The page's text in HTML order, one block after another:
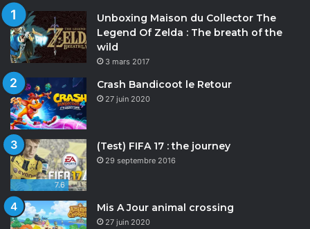
Unboxing Maison du Collector The
Legend Of Zelda : The breath of the
wild
3 mars 2017
Crash Bandicoot le Retour
27 juin 2020
7.6
(Test) FIFA 17 : the journey
29 septembre 2016
Mis A Jour animal crossing
27 juin 2020